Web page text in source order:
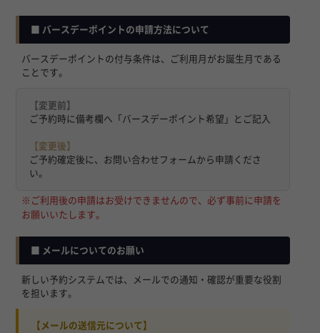
■ バースデーポイントの申請方法について
バースデーポイントの付与条件は、ご利用月がお誕生月である
ことです。
【変更前】
ご予約時に備考欄へ「バースデーポイント希望」とご記入
【変更後】
ご予約確定後に、お問い合わせフォームから申請くださ
い。
※ご利用後の申請はお受けできませんので、必ず事前に申請を
お願いいたします。
■ メールについてのお願い
新しい予約システムでは、メールでの通知・確認が重要な役割
を担います。
【メールの送信元について】